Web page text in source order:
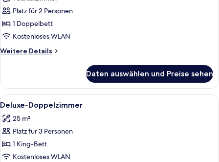
Doppelzimmer
anzeigen
Platz für 2 Personen
1 Doppelbett
Kostenloses WLAN
Weitere Details
Weitere
Doppelzimmer
Daten auswählen und Preise sehen
Alle
Fotos
für
Deluxe-
Doppelzimmer
anzeigen
Ein Hotelzimmer mit einem großen
10
Deluxe-Doppelzimmer
25 m²
Platz für 3 Personen
1 King-Bett
Kostenloses WLAN